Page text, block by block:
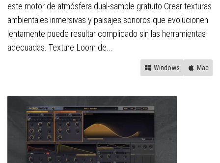
este motor de atmósfera dual-sample gratuito Crear texturas
ambientales inmersivas y paisajes sonoros que evolucionen
lentamente puede resultar complicado sin las herramientas
adecuadas. Texture Loom de...
Windows Mac